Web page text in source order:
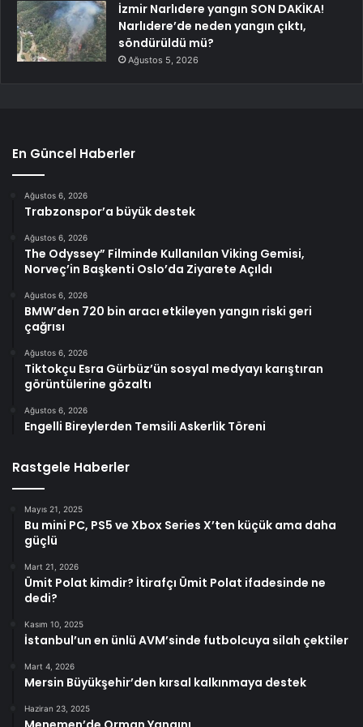
İzmir Narlıdere yangın SON DAKİKA!
Narlıdere’de neden yangın çıktı,
söndürüldü mü?
Ağustos 5, 2026
En Güncel Haberler
Ağustos 6, 2026
Trabzonspor’a büyük destek
Ağustos 6, 2026
The Odyssey” Filminde Kullanılan Viking Gemisi,
Norveç’in Başkenti Oslo’da Ziyarete Açıldı
Ağustos 6, 2026
BMW’den 720 bin aracı etkileyen yangın riski geri
çağrısı
Ağustos 6, 2026
Tiktokçu Esra Gürbüz’ün sosyal medyayı karıştıran
görüntülerine gözaltı
Ağustos 6, 2026
Engelli Bireylerden Temsili Askerlik Töreni
Rastgele Haberler
Mayıs 21, 2025
Bu mini PC, PS5 ve Xbox Series X’ten küçük ama daha
güçlü
Mart 21, 2026
Ümit Polat kimdir? İtirafçı Ümit Polat ifadesinde ne
dedi?
Kasım 10, 2025
İstanbul’un en ünlü AVM’sinde futbolcuya silah çektiler
Mart 4, 2026
Mersin Büyükşehir’den kırsal kalkınmaya destek
Haziran 23, 2025